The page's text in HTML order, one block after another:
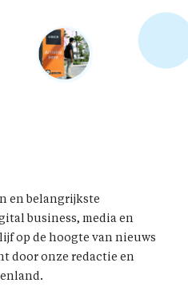
en belangrijkste
business, media en
op de hoogte van nieuws
door onze redactie en